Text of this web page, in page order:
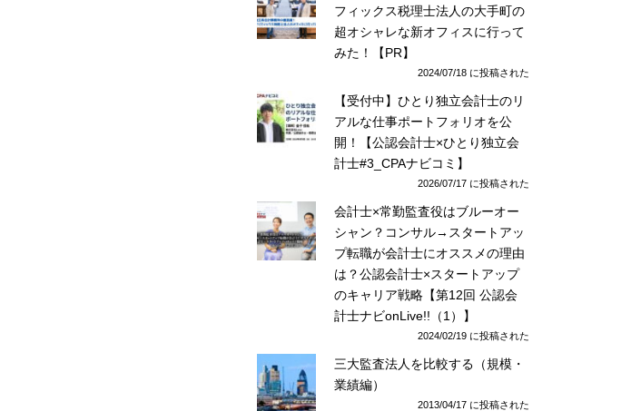
フィックス税理士法人の大手町の
超オシャレな新オフィスに行って
みた！【PR】
2024/07/18 に投稿された
【受付中】ひとり独立会計士のリ
アルな仕事ポートフォリオを公
開！【公認会計士×ひとり独立会
計士#3_CPAナビコミ】
2026/07/17 に投稿された
会計士×常勤監査役はブルーオー
シャン？コンサル→スタートアッ
プ転職が会計士にオススメの理由
は？公認会計士×スタートアップ
のキャリア戦略【第12回 公認会
計士ナビonLive!!（1）】
2024/02/19 に投稿された
三大監査法人を比較する（規模・
業績編）
2013/04/17 に投稿された